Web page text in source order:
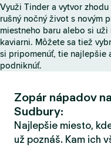
o
v
k
a
T
d
r
Využi Tinder a vytvor
rušný nočný život s novým
miestneho baru alebo si
kaviarni. Môžete sa tiež
si pripomenúť, tie najlepšie
podniknúť.
Zopár nápadov
Sudbury:
Najlepšie miesto,
už poznáš. Kam ich